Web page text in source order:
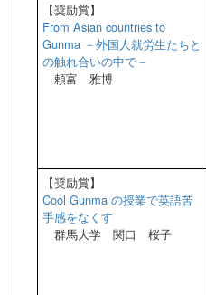
【奨励賞】
From Asian countries to
Gunma －外国人就労生たちと
の触れ合いの中で－
頼富 雅博
【奨励賞】
Cool Gunma の授業で英語苦
手感をなくす
群馬大学 関口 桜子